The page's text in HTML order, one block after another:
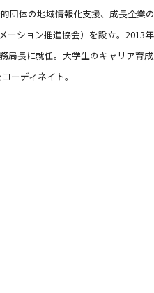
団体の地域情報化支援、成長企業
ーション推進協会）を設立。2013
局長に就任。大学生のキャリア育
ーディネイト。